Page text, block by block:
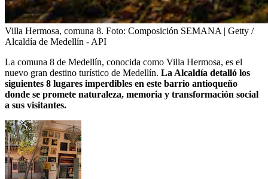
Villa Hermosa, comuna 8. Foto: Composición SEMANA | Getty /
Alcaldía de Medellín - API
La comuna 8 de Medellín, conocida como Villa Hermosa, es el
nuevo gran destino turístico de Medellín. La Alcaldía detalló los
siguientes 8 lugares imperdibles en este barrio antioqueño
donde se promete naturaleza, memoria y transformación social
a sus visitantes.